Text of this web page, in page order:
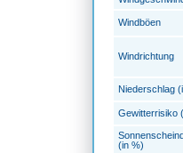
Windböen
Windrichtung
Niederschlag
Gewitterrisiko
(in %)